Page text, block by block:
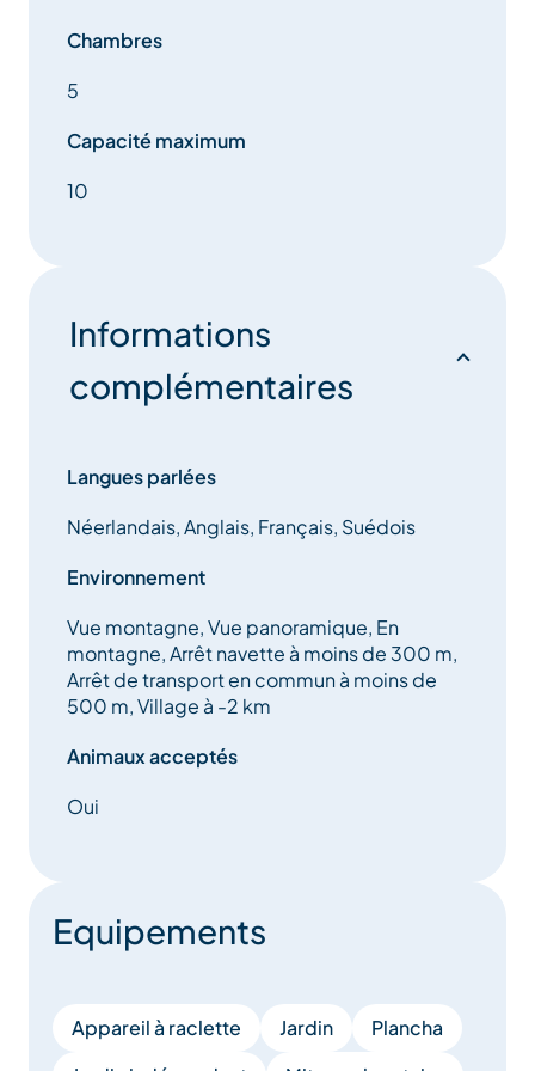
presse-agrume, appareil double fondue, raclette…
Grande Terrasse sud équipée avec jacuzzi transats et
salon de jardin de plein pied .
2 chambre 4&5 : lit double ou 2 lits simples avec
salle de bains toilettes exposées Nord .
Service Inclus :
– bois pour la cheminée
– linge de maison : literie / cuisine / bains .
– lits faits à l’arrivée :
– stationnement extérieur déneigé régulièrement
Chambres
5
Capacité maximum
10
Informations
complémentaires
Langues parlées
Néerlandais, Anglais, Français, Suédois
Environnement
Vue montagne, Vue panoramique, En
montagne, Arrêt navette à moins de 300 m,
Arrêt de transport en commun à moins de
500 m, Village à -2 km
Animaux acceptés
Oui
Equipements
Appareil à raclette Jardin
Plancha